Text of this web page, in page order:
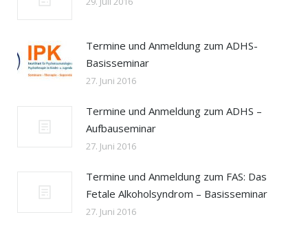
Termine und Anmeldung zum ADHS-
Basisseminar
27. Juni 2016
Termine und Anmeldung zum ADHS –
Aufbauseminar
27. Juni 2016
Termine und Anmeldung zum FAS: Das
Fetale Alkoholsyndrom – Basisseminar
27. Juni 2016